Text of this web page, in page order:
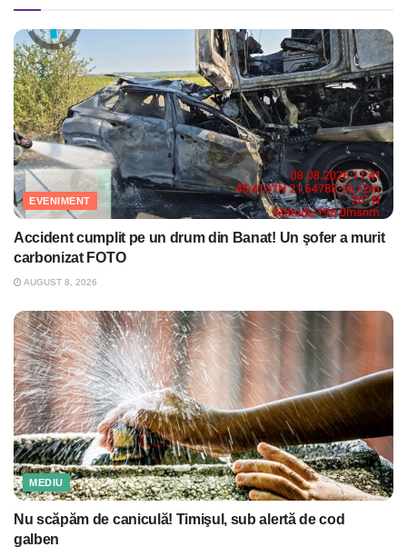
EVENIMENT
Accident cumplit pe un drum din Banat! Un şofer a murit
carbonizat FOTO
AUGUST 8, 2026
MEDIU
Nu scăpăm de caniculă! Timişul, sub alertă de cod
galben